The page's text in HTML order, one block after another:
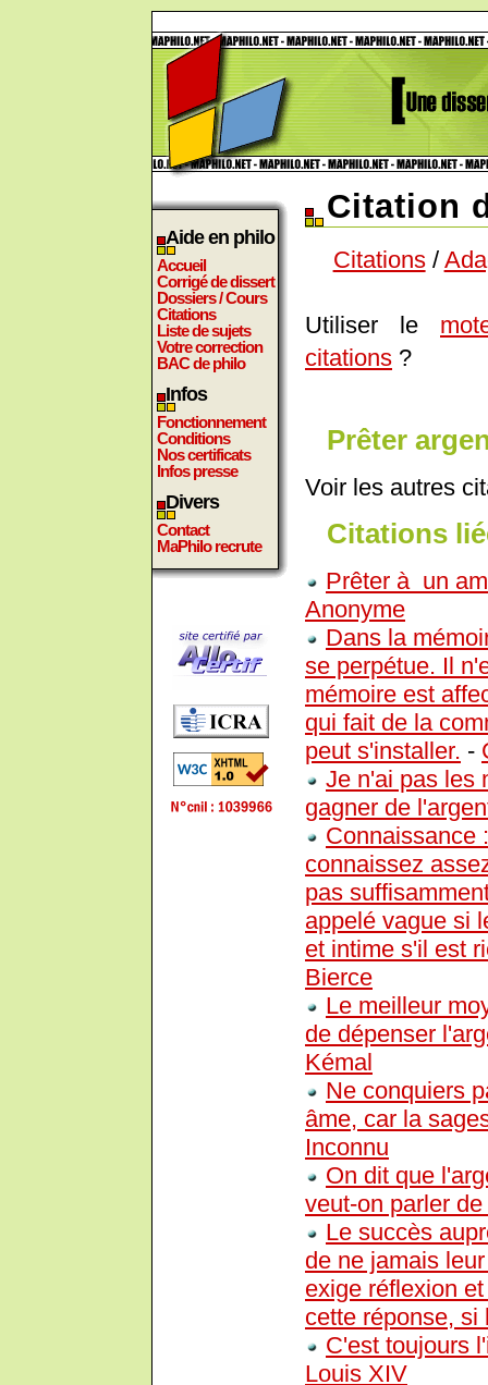
Aide en philo
Accueil
Corrigé de dissert
Dossiers / Cours
Citations
Liste de sujets
Votre correction
BAC de philo
Infos
Fonctionnement
Conditions
Nos certificats
Infos presse
Divers
Contact
MaPhilo recrute
Citation
Citations/
Utiliser le
citations ?
Prêter
Voir les autres
Citations
Prêter à un
Anonyme
Dans la
se perpétue. Il
mémoire est
qui fait de la
peut s'installer. -
Je n'ai pas les
gagner de
Connaissance
connaissez
pas
appelé vague si
et intime s'il est
Bierce
Le meilleur
de dépenser
Kémal
Ne conquiers
âme, car la
Inconnu
On dit que
veut-on parler
Le succès
de ne jamais
exige réflexion
cette réponse, si
C'est toujours
Louis XIV